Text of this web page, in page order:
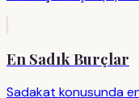
En Sadık Burçlar
Sadakat konusunda